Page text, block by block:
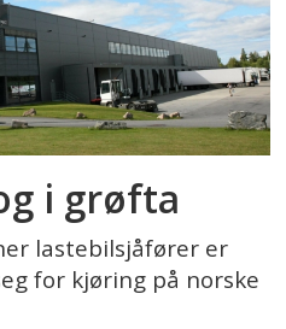
i grøfta
lastebilsjåfører er
for kjøring på norske